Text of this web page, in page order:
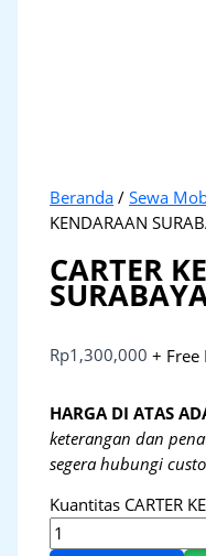
Beranda /Sewa
KENDARAAN
CARTER
Rp1,300,000 + Free
HARGA DI ATAS
keterangan dan
segera hubungi
Kuantitas CARTER